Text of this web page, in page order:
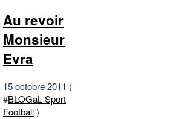
Au revoir
Monsieur
Evra
15 octobre 2011 (
#BLOGaL Sport
Football)